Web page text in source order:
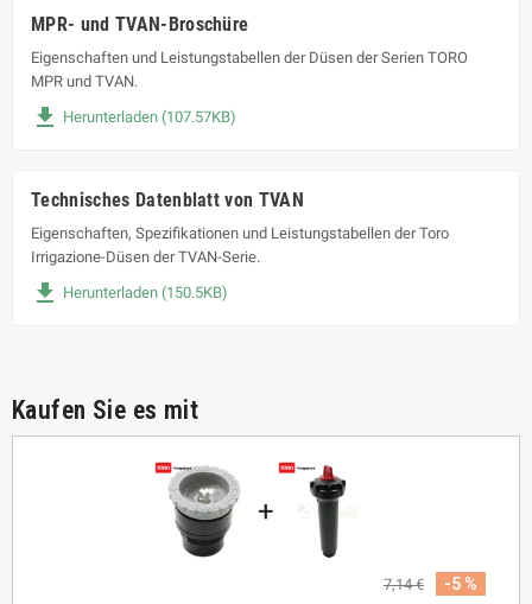
MPR- und TVAN-Broschüre
Eigenschaften und Leistungstabellen der Düsen der Serien TORO
MPR und TVAN.
file_download Herunterladen (107.57KB)
Technisches Datenblatt von TVAN
Eigenschaften, Spezifikationen und Leistungstabellen der Toro
Irrigazione-Düsen der TVAN-Serie.
file_download Herunterladen (150.5KB)
Kaufen Sie es mit
+
7,14 €
-5 %